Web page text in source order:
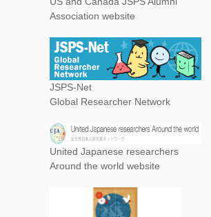
Association website
JSPS-Net
Global Researcher Network
United Japanese researchers
Around the world website